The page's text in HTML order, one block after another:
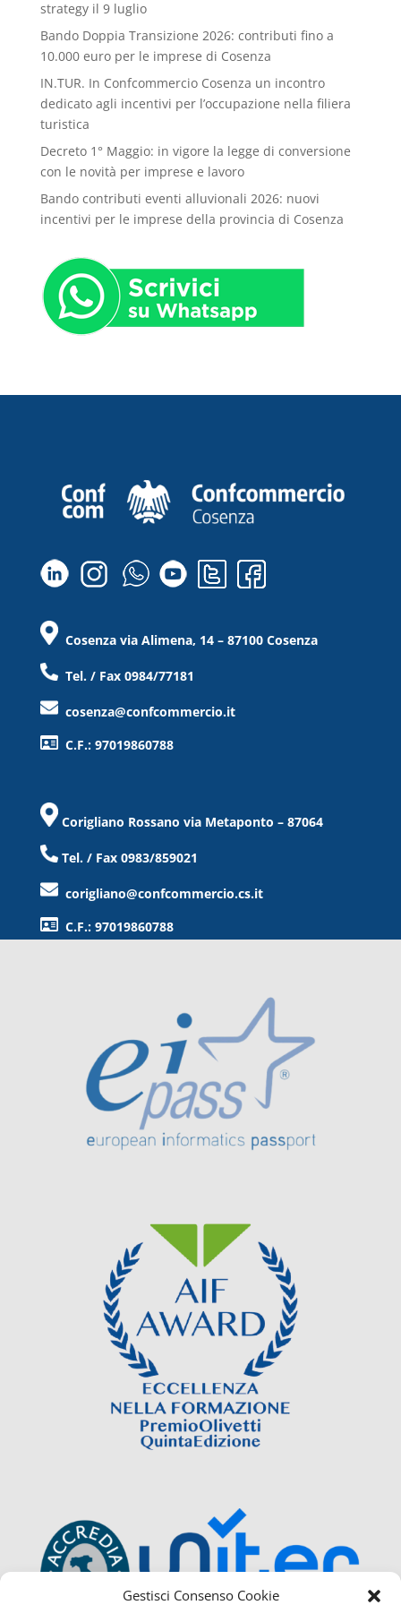
Gestisci Consenso Cookie
strategy il 9 luglio
Bando Doppia Transizione 2026: contributi fino a
10.000 euro per le imprese di Cosenza
IN.TUR. In Confcommercio Cosenza un incontro
dedicato agli incentivi per l’occupazione nella filiera
turistica
Decreto 1° Maggio: in vigore la legge di conversione
con le novità per imprese e lavoro
Bando contributi eventi alluvionali 2026: nuovi
incentivi per le imprese della provincia di Cosenza
Cosenza via Alimena, 14 – 87100 Cosenza
Tel. / Fax 0984/77181
cosenza@confcommercio.it
C.F.: 97019860788
Corigliano Rossano via Metaponto – 87064
Tel. / Fax 0983/859021
corigliano@confcommercio.cs.it
C.F.: 97019860788